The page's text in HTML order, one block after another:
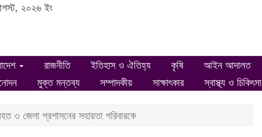
২০২৬ ইং
রাজনীতি ইতিহাস ও ঐতিহ্য কৃষি আইন আদালত
মুক্ত মন্তব্য সম্পাদকীয় সাক্ষাৎকার স্বাস্থ্য ও চিকিৎসা
৩ জেলা প্রশাসনের সহায়তা পরিবারকে